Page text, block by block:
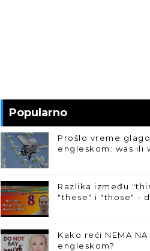
Popularno
Prošlo vreme
engleskom: was ili
Razlika između
"these" i "those" -
Kako reći NEMA NA
engleskom?